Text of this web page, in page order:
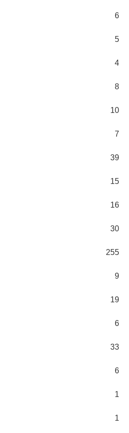
6
5
4
8
10
7
39
15
16
30
255
9
19
6
33
6
1
1